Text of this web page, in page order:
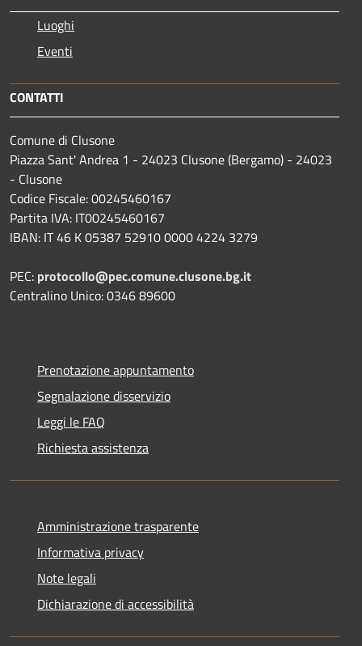
Luoghi
Eventi
CONTATTI
Comune di Clusone
Piazza Sant' Andrea 1 - 24023 Clusone (Bergamo) - 24023
- Clusone
Codice Fiscale: 00245460167
Partita IVA: IT00245460167
IBAN: IT 46 K 05387 52910 0000 4224 3279
PEC: protocollo@pec.comune.clusone.bg.it
Centralino Unico: 0346 89600
Prenotazione appuntamento
Segnalazione disservizio
Leggi le FAQ
Richiesta assistenza
Amministrazione trasparente
Informativa privacy
Note legali
Dichiarazione di accessibilità